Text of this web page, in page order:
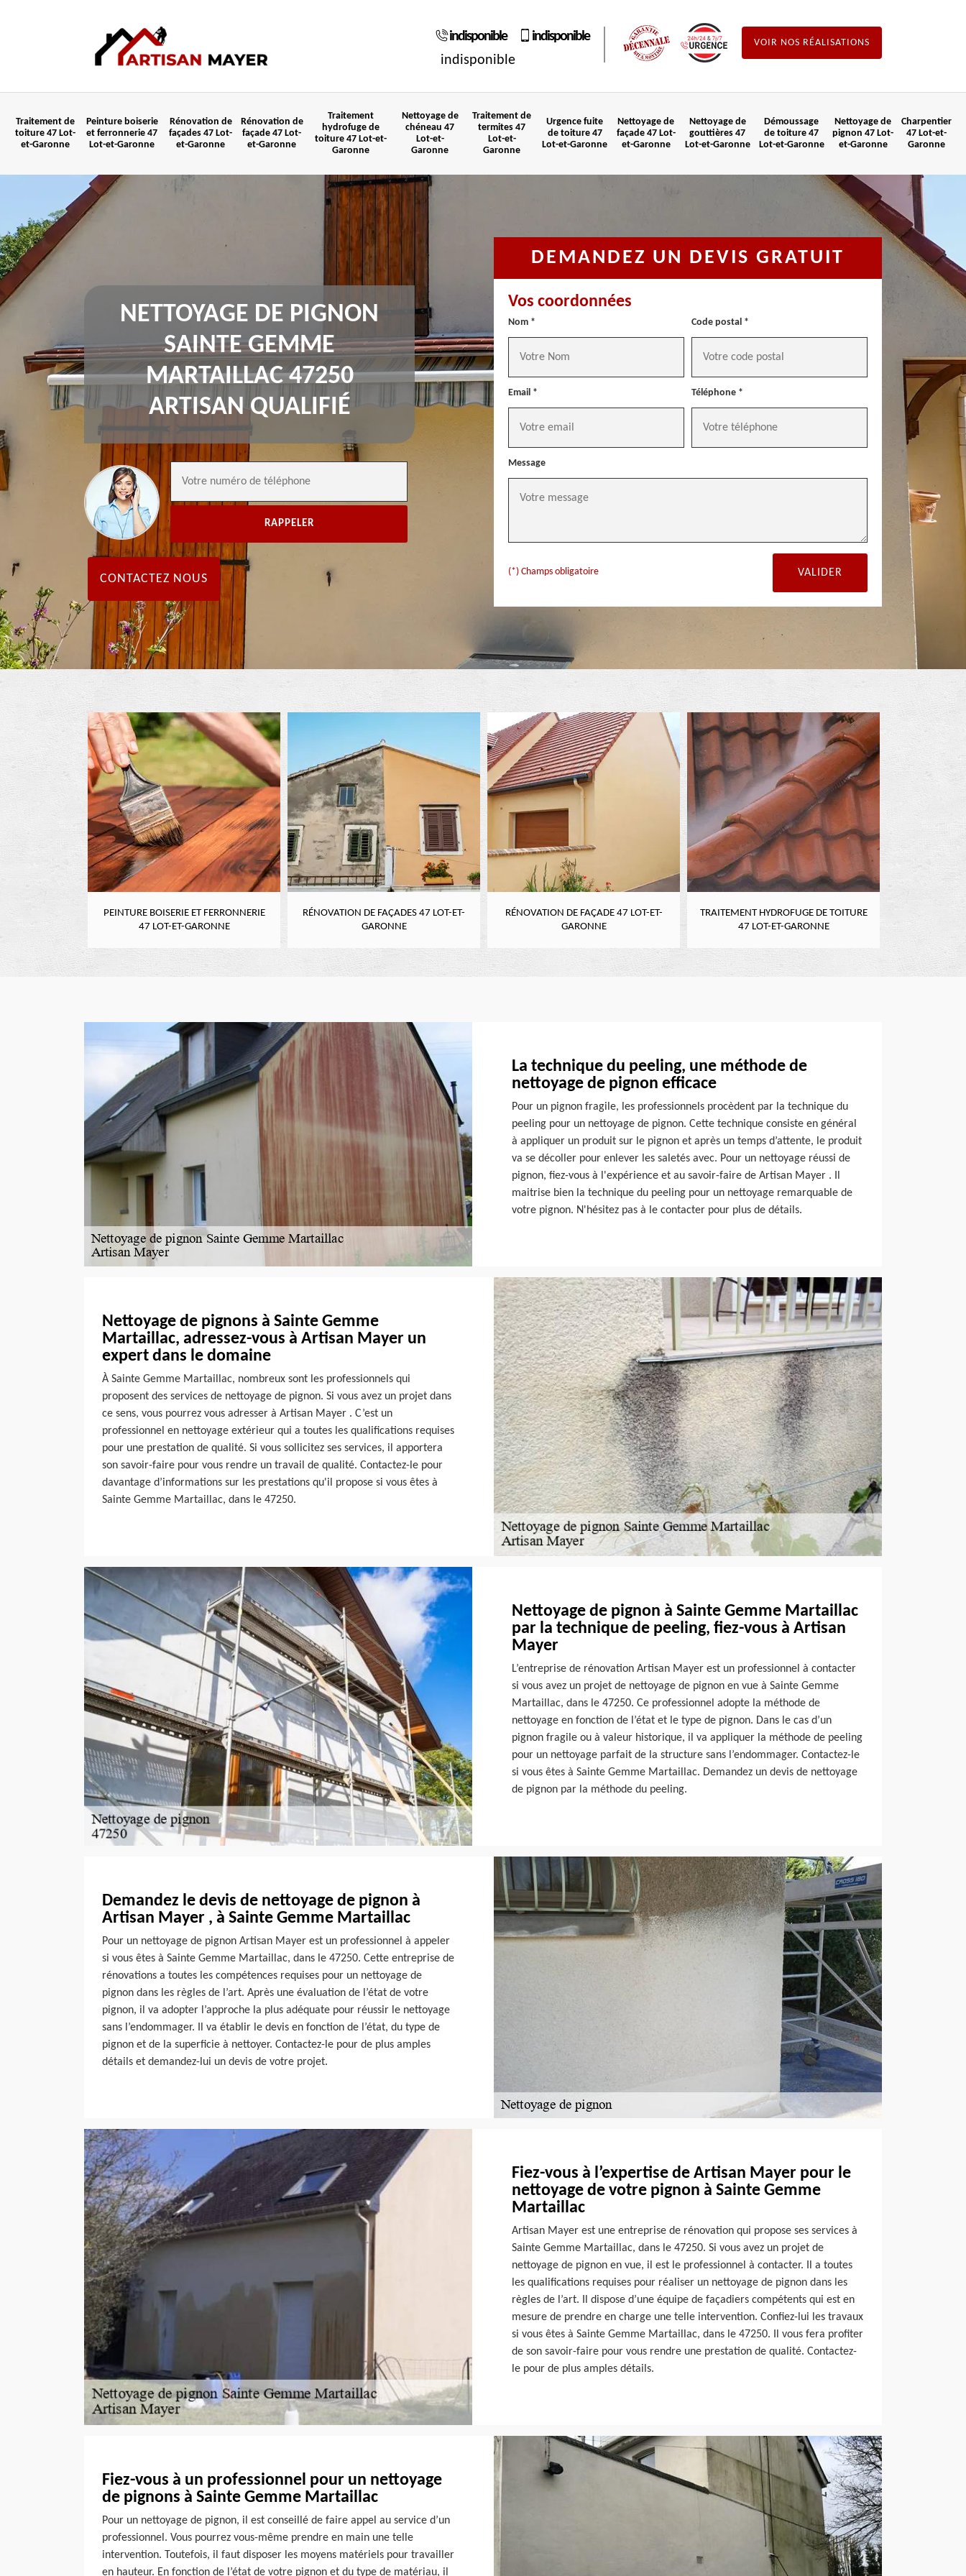
indisponible
indisponible
indisponible
VOIR NOS RÉALISATIONS
Traitement de
toiture 47 Lot-
et-Garonne
Peinture boiserie
et ferronnerie 47
Lot-et-Garonne
Rénovation de
façades 47 Lot-
et-Garonne
Rénovation de
façade 47 Lot-
et-Garonne
Traitement
hydrofuge de
toiture 47 Lot-et-
Garonne
Nettoyage de
chéneau 47
Lot-et-
Garonne
Traitement de
termites 47
Lot-et-
Garonne
Urgence fuite
de toiture 47
Lot-et-Garonne
Nettoyage de
façade 47 Lot-
et-Garonne
Nettoyage de
gouttières 47
Lot-et-Garonne
Démoussage
de toiture 47
Lot-et-Garonne
Nettoyage de
pignon 47 Lot-
et-Garonne
Charpentier
47 Lot-et-
Garonne
NETTOYAGE DE PIGNON
SAINTE GEMME
MARTAILLAC 47250
ARTISAN QUALIFIÉ
CONTACTEZ NOUS
DEMANDEZ UN DEVIS GRATUIT
Vos coordonnées
Nom * Code postal *
Email * Téléphone *
Message
(*) Champs obligatoire
PEINTURE BOISERIE ET FERRONNERIE
47 LOT-ET-GARONNE
RÉNOVATION DE FAÇADES 47 LOT-ET-
GARONNE
RÉNOVATION DE FAÇADE 47 LOT-ET-
GARONNE
TRAITEMENT HYDROFUGE DE TOITURE
47 LOT-ET-GARONNE
La technique du peeling, une méthode de
nettoyage de pignon efficace
Pour un pignon fragile, les professionnels procèdent par la technique du
peeling pour un nettoyage de pignon. Cette technique consiste en général
à appliquer un produit sur le pignon et après un temps d’attente, le produit
va se décoller pour enlever les saletés avec. Pour un nettoyage réussi de
pignon, fiez-vous à l'expérience et au savoir-faire de Artisan Mayer . Il
maitrise bien la technique du peeling pour un nettoyage remarquable de
votre pignon. N'hésitez pas à le contacter pour plus de détails.
Nettoyage de pignons à Sainte Gemme
Martaillac, adressez-vous à Artisan Mayer un
expert dans le domaine
À Sainte Gemme Martaillac, nombreux sont les professionnels qui
proposent des services de nettoyage de pignon. Si vous avez un projet dans
ce sens, vous pourrez vous adresser à Artisan Mayer . C’est un
professionnel en nettoyage extérieur qui a toutes les qualifications requises
pour une prestation de qualité. Si vous sollicitez ses services, il apportera
son savoir-faire pour vous rendre un travail de qualité. Contactez-le pour
davantage d’informations sur les prestations qu'il propose si vous êtes à
Sainte Gemme Martaillac, dans le 47250.
Nettoyage de pignon à Sainte Gemme Martaillac
par la technique de peeling, fiez-vous à Artisan
Mayer
L’entreprise de rénovation Artisan Mayer est un professionnel à contacter
si vous avez un projet de nettoyage de pignon en vue à Sainte Gemme
Martaillac, dans le 47250. Ce professionnel adopte la méthode de
nettoyage en fonction de l’état et le type de pignon. Dans le cas d’un
pignon fragile ou à valeur historique, il va appliquer la méthode de peeling
pour un nettoyage parfait de la structure sans l’endommager. Contactez-le
si vous êtes à Sainte Gemme Martaillac. Demandez un devis de nettoyage
de pignon par la méthode du peeling.
Demandez le devis de nettoyage de pignon à
Artisan Mayer , à Sainte Gemme Martaillac
Pour un nettoyage de pignon Artisan Mayer est un professionnel à appeler
si vous êtes à Sainte Gemme Martaillac, dans le 47250. Cette entreprise de
rénovations a toutes les compétences requises pour un nettoyage de
pignon dans les règles de l’art. Après une évaluation de l’état de votre
pignon, il va adopter l’approche la plus adéquate pour réussir le nettoyage
sans l’endommager. Il va établir le devis en fonction de l’état, du type de
pignon et de la superficie à nettoyer. Contactez-le pour de plus amples
détails et demandez-lui un devis de votre projet.
Fiez-vous à l’expertise de Artisan Mayer pour le
nettoyage de votre pignon à Sainte Gemme
Martaillac
Artisan Mayer est une entreprise de rénovation qui propose ses services à
Sainte Gemme Martaillac, dans le 47250. Si vous avez un projet de
nettoyage de pignon en vue, il est le professionnel à contacter. Il a toutes
les qualifications requises pour réaliser un nettoyage de pignon dans les
règles de l’art. Il dispose d’une équipe de façadiers compétents qui est en
mesure de prendre en charge une telle intervention. Confiez-lui les travaux
si vous êtes à Sainte Gemme Martaillac, dans le 47250. Il vous fera profiter
de son savoir-faire pour vous rendre une prestation de qualité. Contactez-
le pour de plus amples détails.
Fiez-vous à un professionnel pour un nettoyage
de pignons à Sainte Gemme Martaillac
Pour un nettoyage de pignon, il est conseillé de faire appel au service d’un
professionnel. Vous pourrez vous-même prendre en main une telle
intervention. Toutefois, il faut disposer les moyens matériels pour travailler
en hauteur. En fonction de l’état de votre pignon et du type de matériau, il